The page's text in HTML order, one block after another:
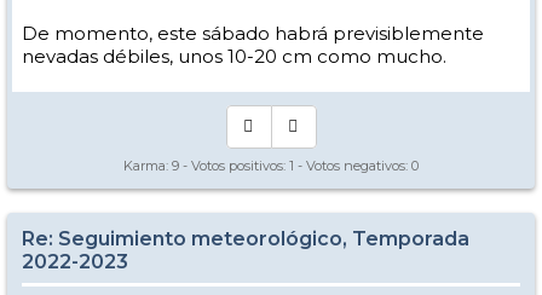
De momento, este sábado habrá previsiblemente
nevadas débiles, unos 10-20 cm como mucho.
Karma: 9 - Votos positivos: 1 - Votos negativos: 0
Re: Seguimiento meteorológico, Temporada
2022-2023